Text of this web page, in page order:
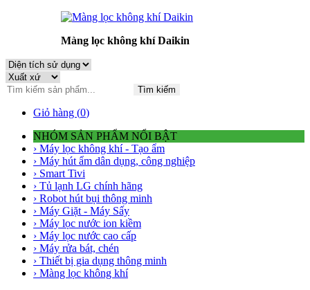
Màng lọc không khí Daikin
Tìm kiếm
Giỏ hàng (0)
NHÓM SẢN PHẨM NỔI BẬT
› Máy lọc không khí - Tạo ẩm
› Máy hút ẩm dân dụng, công nghiệp
› Smart Tivi
› Tủ lạnh LG chính hãng
› Robot hút bụi thông minh
› Máy Giặt - Máy Sấy
› Máy lọc nước ion kiềm
› Máy lọc nước cao cấp
› Máy rửa bát, chén
› Thiết bị gia dụng thông minh
› Màng lọc không khí